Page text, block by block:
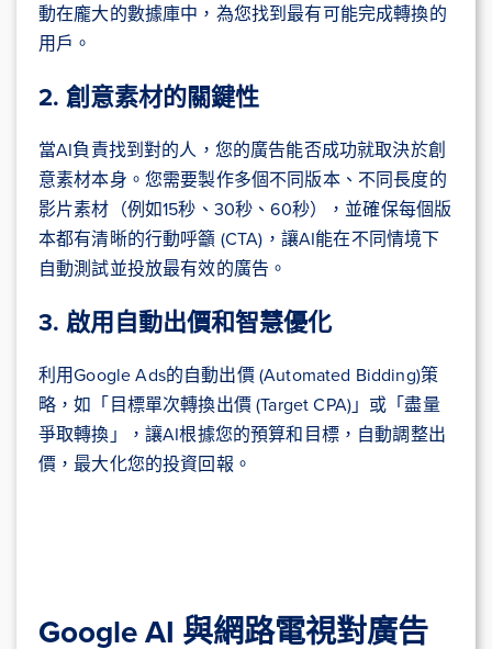
動在龐大的數據庫中，為您找到最有可能完成轉換的
用戶。
2. 創意素材的關鍵性
當AI負責找到對的人，您的廣告能否成功就取決於創
意素材本身。您需要製作多個不同版本、不同長度的
影片素材（例如15秒、30秒、60秒），並確保每個版
本都有清晰的行動呼籲 (CTA)，讓AI能在不同情境下
自動測試並投放最有效的廣告。
3. 啟用自動出價和智慧優化
利用Google Ads的自動出價 (Automated Bidding)策
略，如「目標單次轉換出價 (Target CPA)」或「盡量
爭取轉換」，讓AI根據您的預算和目標，自動調整出
價，最大化您的投資回報。
Google AI 與網路電視對廣告